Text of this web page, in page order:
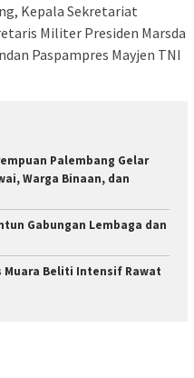
Kepala Sekretariat
Militer Presiden Marsda
Paspampres Mayjen TNI
Palembang Gelar
Warga Binaan, dan
Gabungan Lembaga dan
Muara Beliti Intensif Rawat